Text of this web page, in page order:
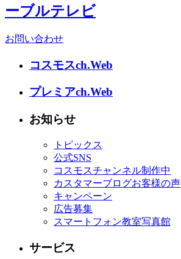
お問い合わせ
コスモスch.Web
プレミアch.Web
お知らせ
トピックス
公式SNS
コスモスチャンネル制作中
カスタマーブログお客様の声
キャンペーン
広告募集
スマートフォン教室写真館
サービス